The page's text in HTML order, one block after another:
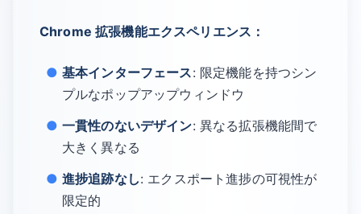
Chrome 拡張機能エクスペリエンス：
基本インターフェース: 限定機能を持つシン
プルなポップアップウィンドウ
一貫性のないデザイン: 異なる拡張機能間で
大きく異なる
進捗追跡なし: エクスポート進捗の可視性が
限定的